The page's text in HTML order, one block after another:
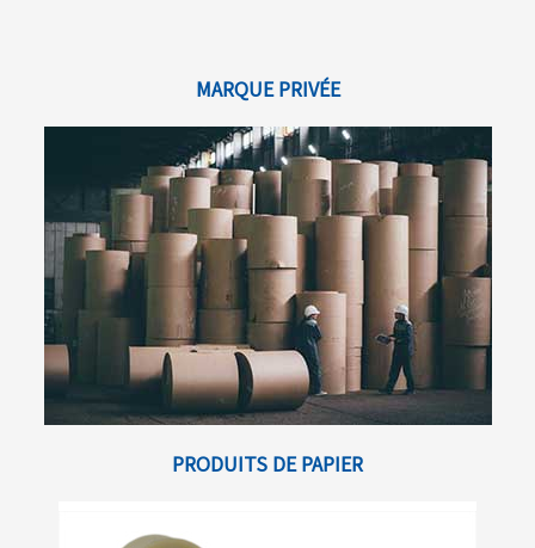
MARQUE PRIVÉE
PRODUITS DE PAPIER